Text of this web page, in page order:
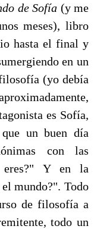
de Sofía (y me
meses), libro
hasta el final y
en un
(yo debía
es Sofía,
un buen día
con las
eres?" Y en la
mundo?". Todo
de filosofía a
todo un